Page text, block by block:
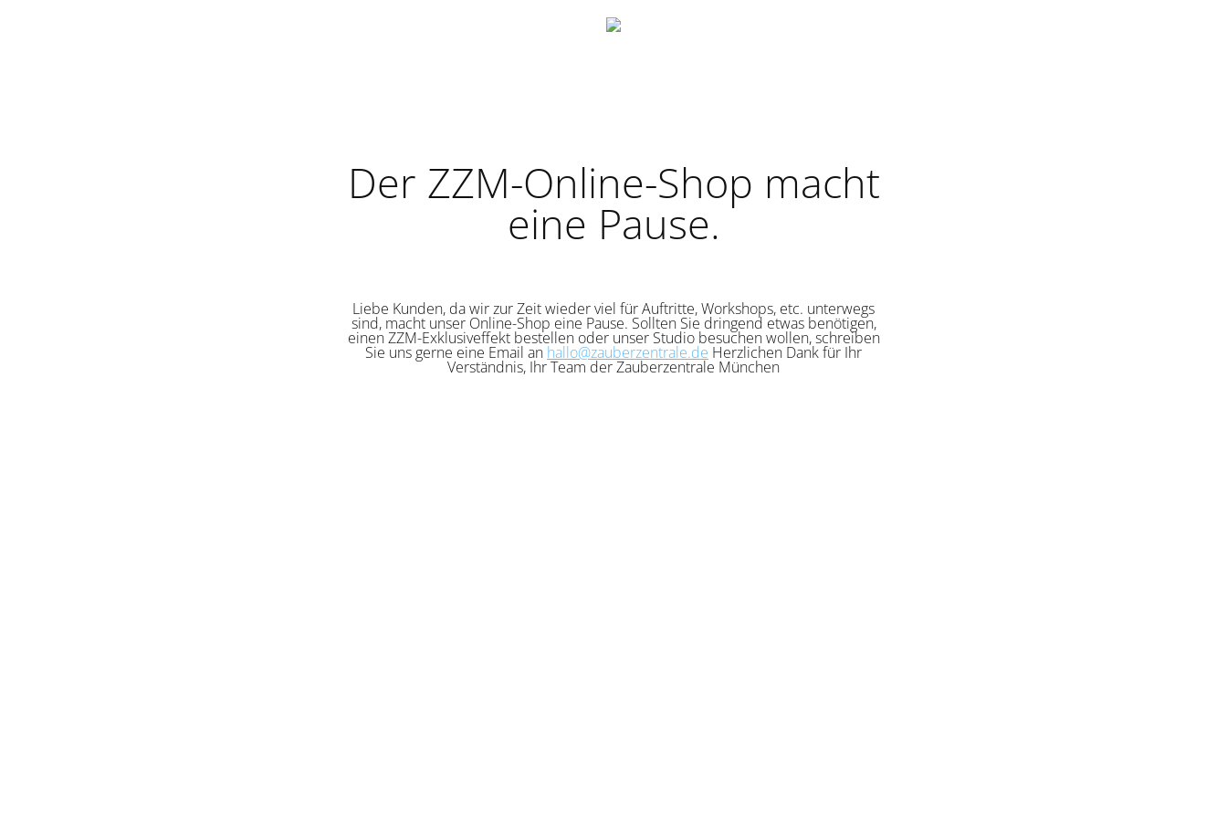
Der ZZM-Online-Shop macht
eine Pause.
Liebe Kunden, da wir zur Zeit wieder viel für Auftritte, Workshops, etc. unterwegs
sind, macht unser Online-Shop eine Pause. Sollten Sie dringend etwas benötigen,
einen ZZM-Exklusiveffekt bestellen oder unser Studio besuchen wollen, schreiben
Sie uns gerne eine Email an hallo@zauberzentrale.de Herzlichen Dank für Ihr
Verständnis, Ihr Team der Zauberzentrale München